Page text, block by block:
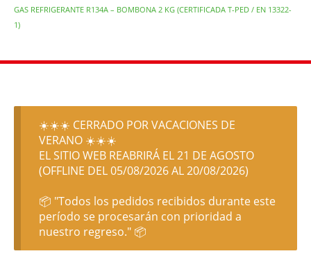
GAS REFRIGERANTE R134A – BOMBONA 2 KG (CERTIFICADA T-PED / EN 13322-
1)
☀️☀️☀️ CERRADO POR VACACIONES DE
VERANO ☀️☀️☀️
EL SITIO WEB REABRIRÁ EL 21 DE AGOSTO
(OFFLINE DEL 05/08/2026 AL 20/08/2026)
📦 "Todos los pedidos recibidos durante este
período se procesarán con prioridad a
nuestro regreso." 📦